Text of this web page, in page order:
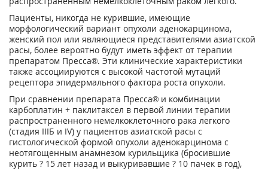
Пациенты, никогда не курившие, имеющие
морфологический вариант опухоли аденокарцинома,
женский пол или являющиеся представителями азиатской
расы, более вероятно будут иметь эффект от терапии
препаратом Пресса®. Эти клинические характеристики
также ассоциируются с высокой частотой мутаций
рецептора эпидермального фактора роста опухоли.
При сравнении препарата Пресса® и комбинации
карбоплатин + паклитаксел в первой линии терапии
распространенного немелкоклеточного рака легкого
(стадия IIIБ и IV) у пациентов азиатской расы с
гистологической формой опухоли аденокарцинома с
неотягощенным анамнезом курильщика (бросившие
курить ? 15 лет назад и выкуривавшие ? 10 пачек в год),